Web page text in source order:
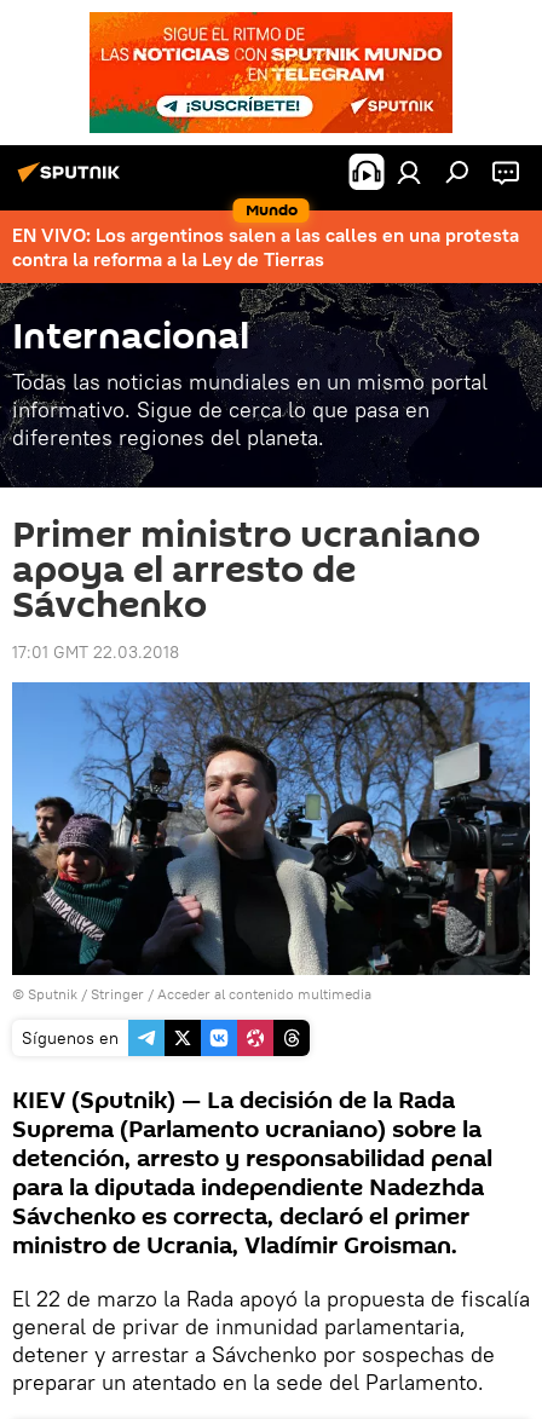
Mundo
EN VIVO: Los argentinos salen a las calles en una protesta
contra la reforma a la Ley de Tierras
Internacional
Todas las noticias mundiales en un mismo portal
informativo. Sigue de cerca lo que pasa en
diferentes regiones del planeta.
Primer ministro ucraniano
apoya el arresto de
Sávchenko
17:01 GMT 22.03.2018
© Sputnik / Stringer / Acceder al contenido multimedia
Síguenos en
KIEV (Sputnik) — La decisión de la Rada
Suprema (Parlamento ucraniano) sobre la
detención, arresto y responsabilidad penal
para la diputada independiente Nadezhda
Sávchenko es correcta, declaró el primer
ministro de Ucrania, Vladímir Groisman.
El 22 de marzo la Rada apoyó la propuesta de fiscalía
general de privar de inmunidad parlamentaria,
detener y arrestar a Sávchenko por sospechas de
preparar un atentado en la sede del Parlamento.